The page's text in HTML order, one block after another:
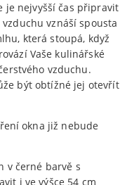
je nejvyšší čas připravit
vznáší spousta
která stoupá, když
Vaše kulinářské
vzduchu.
být obtížné jej otevřít
okna již nebude
v černé barvě s
i ve výšce 54 cm